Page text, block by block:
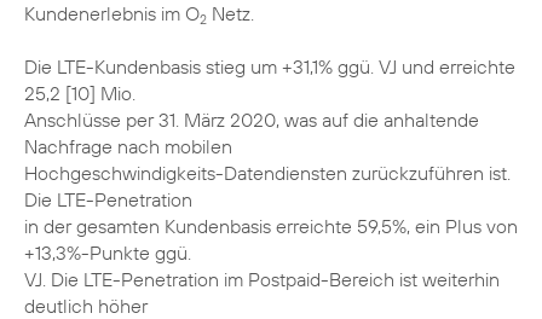
Kundenerlebnis im O2 Netz.
Die LTE-Kundenbasis stieg um +31,1% ggü. VJ und erreichte
25,2 [10] Mio.
Anschlüsse per 31. März 2020, was auf die anhaltende
Nachfrage nach mobilen
Hochgeschwindigkeits-Datendiensten zurückzuführen ist.
Die LTE-Penetration
in der gesamten Kundenbasis erreichte 59,5%, ein Plus von
+13,3%-Punkte ggü.
VJ. Die LTE-Penetration im Postpaid-Bereich ist weiterhin
deutlich höher